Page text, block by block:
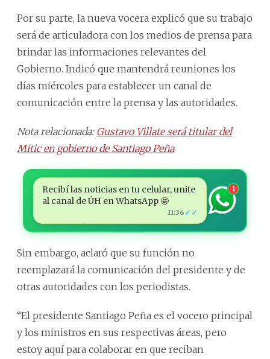
Por su parte, la nueva vocera explicó que su trabajo
será de articuladora con los medios de prensa para
brindar las informaciones relevantes del
Gobierno. Indicó que mantendrá reuniones los
días miércoles para establecer un canal de
comunicación entre la prensa y las autoridades.
Nota relacionada: Gustavo Villate será titular del
Mitic en gobierno de Santiago Peña
Recibí las noticias en tu celular, unite
al canal de ÚH en WhatsApp 🤩
11:36 ✓✓
1
Sin embargo, aclaró que su función no
reemplazará la comunicación del presidente y de
otras autoridades con los periodistas.
“El presidente Santiago Peña es el vocero principal
y los ministros en sus respectivas áreas, pero
estoy aquí para colaborar en que reciban